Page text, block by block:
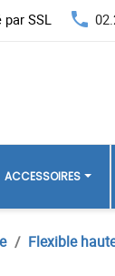
SSL phone
ACCESSOIRES
Flexible